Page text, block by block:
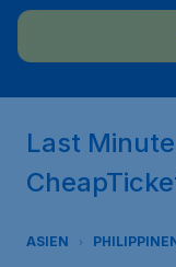
Last
ASIEN